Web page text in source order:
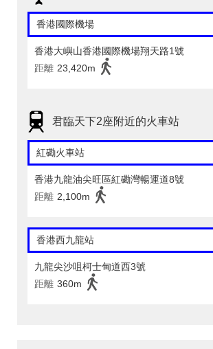
香港國際機場
香港大嶼山香港國際機場翔天路1號
距離 23,420m
君臨天下2座附近的火車站
紅磡火車站
香港九龍油尖旺區紅磡灣暢運道8號
距離 2,100m
香港西九龍站
九龍尖沙咀柯士甸道西3號
距離 360m